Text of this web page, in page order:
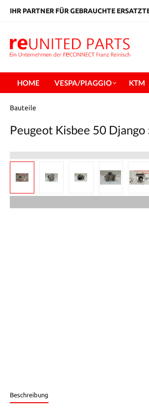
springen
IHR PARTNER FÜR GEBRAUCHTE
HOME VESPA/PIAGGIO KTM
Bauteile
Peugeot Kisbee 50
Beschreibung